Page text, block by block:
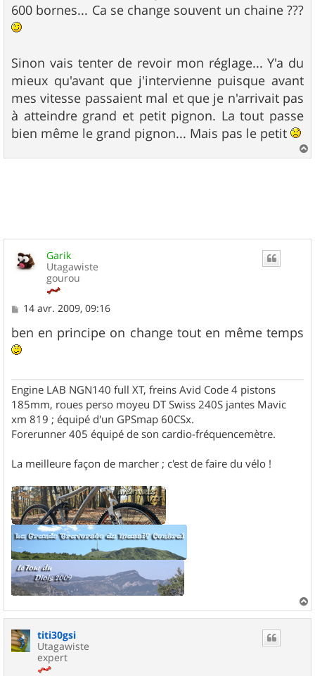
600 bornes... Ca se change souvent un chaine ???
Sinon vais tenter de revoir mon réglage... Y'a du
mieux qu'avant que j'intervienne puisque avant
mes vitesse passaient mal et que je n'arrivait pas
à atteindre grand et petit pignon. La tout passe
bien même le grand pignon... Mais pas le petit
a
Garik
Utagawiste
gourou
M
s
s
a
14 avr. 2009, 09:16
ben en principe on change tout en même temps
Engine LAB NGN140 full XT, freins Avid Code 4 pistons
185mm, roues perso moyeu DT Swiss 240S jantes Mavic
xm 819 ; équipé d'un GPSmap 60CSx.
Forerunner 405 équipé de son cardio-fréquencemètre.
La meilleure façon de marcher ; c'est de faire du vélo !
a
titi30gsi
Utagawiste
expert